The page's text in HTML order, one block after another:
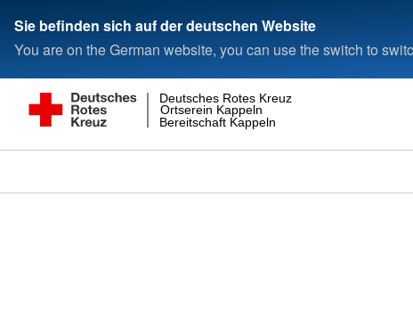
Sie befinden sich auf der deutschen Website
You are on the German website, you can use the switch to
Bereitschaft Kappeln
Ortserein Kappeln
Deutsches Rotes Kreuz